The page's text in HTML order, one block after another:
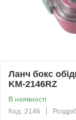
Ланч бокс
KM-2146RZ
В наявності
Код: 2146